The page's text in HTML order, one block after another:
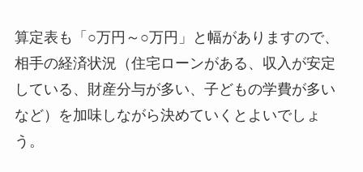
算定表も「○万円～○万円」と幅がありますので、
相手の経済状況（住宅ローンがある、収入が安定
している、財産分与が多い、子どもの学費が多い
など）を加味しながら決めていくとよいでしょ
う。